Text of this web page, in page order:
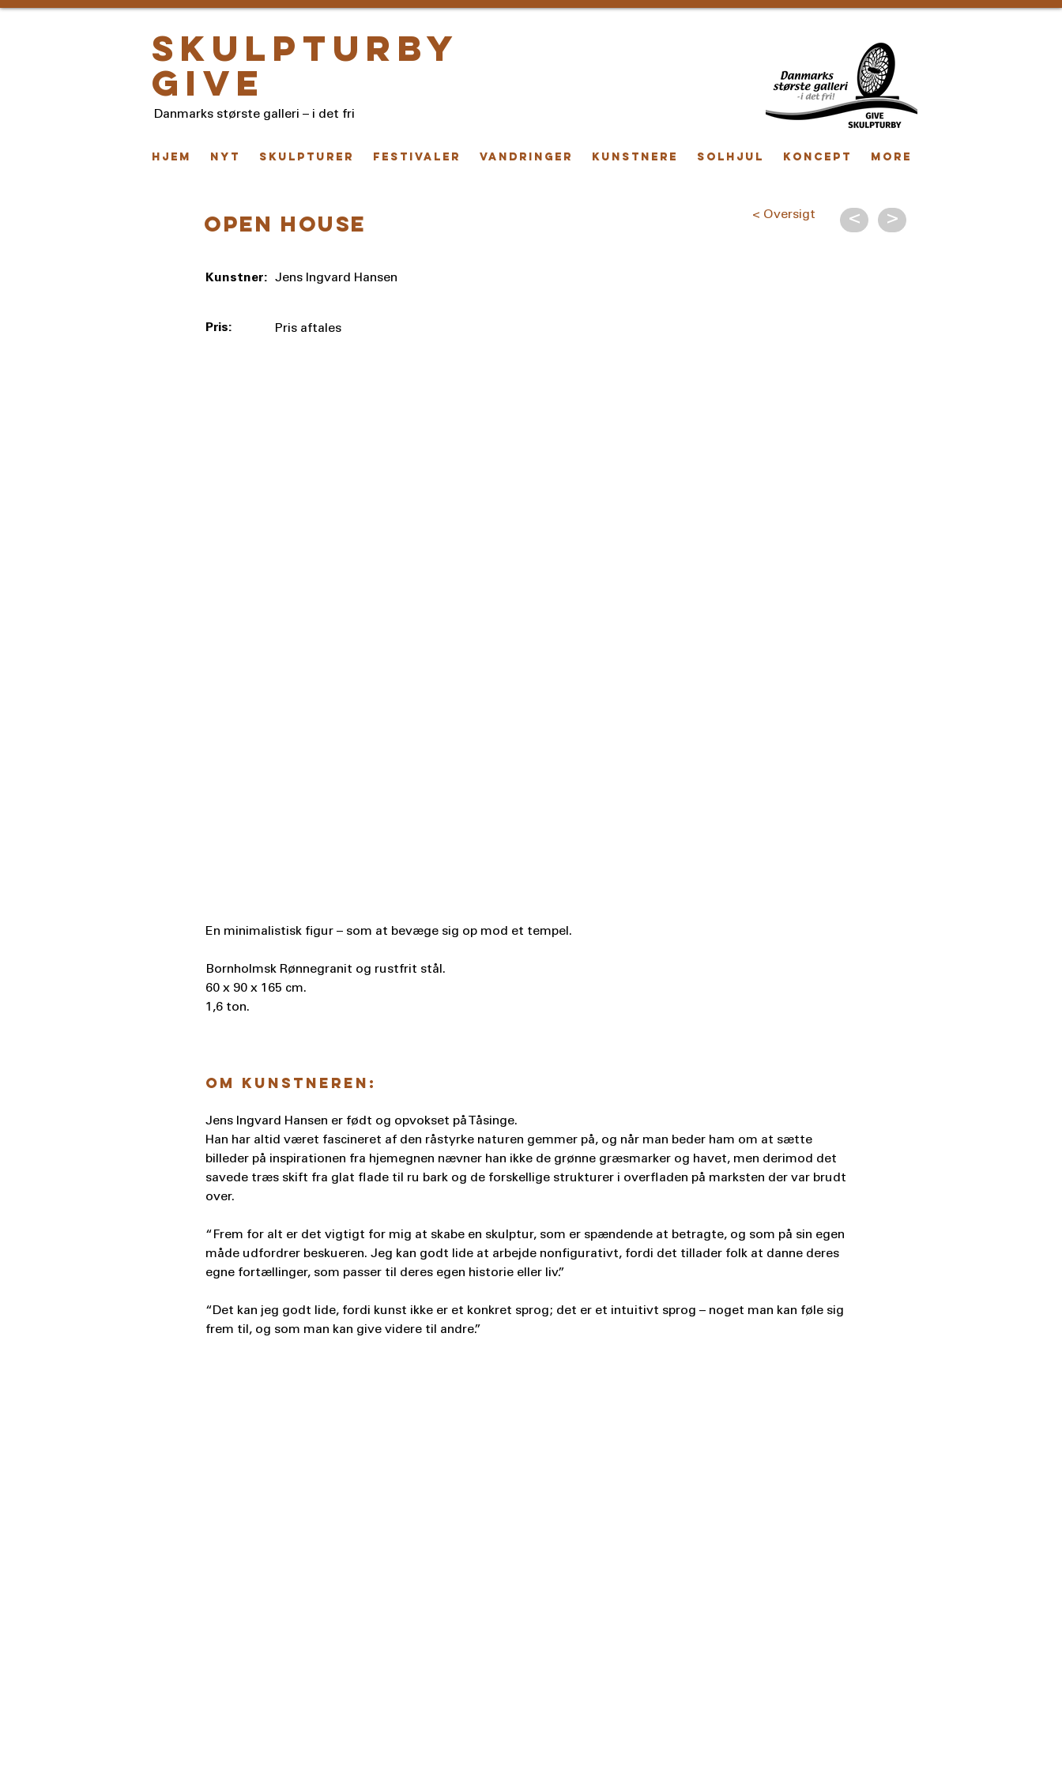
skulpturby
give
Danmarks største galleri – i det fri
HJEM NYT Skulpturer FESTIVALER VANDRINGER KUNSTNERE SOLHJUL KONCEPT More
Open house
Kunstner: Jens Ingvard Hansen
Pris: Pris aftales
< Oversigt < >
En minimalistisk figur – som at bevæge sig op mod et tempel.
Bornholmsk Rønnegranit og rustfrit stål.
60 x 90 x 165 cm.
1,6 ton.
Om kunstneren:
Jens Ingvard Hansen er født og opvokset på Tåsinge.
Han har altid været fascineret af den råstyrke naturen gemmer på, og når man beder ham om at sætte
billeder på inspirationen fra hjemegnen nævner han ikke de grønne græsmarker og havet, men derimod det
savede træs skift fra glat flade til ru bark og de forskellige strukturer i overfladen på marksten der var brudt
over.
“Frem for alt er det vigtigt for mig at skabe en skulptur, som er spændende at betragte, og som på sin egen
måde udfordrer beskueren. Jeg kan godt lide at arbejde nonfigurativt, fordi det tillader folk at danne deres
egne fortællinger, som passer til deres egen historie eller liv.”
“Det kan jeg godt lide, fordi kunst ikke er et konkret sprog; det er et intuitivt sprog – noget man kan føle sig
frem til, og som man kan give videre til andre.”